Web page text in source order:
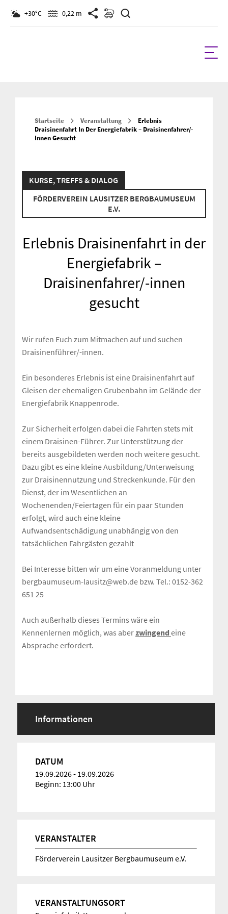
+30°C 0,22 m
Startseite Veranstaltung
Erlebnis
Draisinenfahrt In Der Energiefabrik – Draisinenfahrer/-
Innen Gesucht
KURSE, TREFFS & DIALOG
FÖRDERVEREIN LAUSITZER BERGBAUMUSEUM
E.V.
Erlebnis Draisinenfahrt in der
Energiefabrik –
Draisinenfahrer/-innen
gesucht
Wir rufen Euch zum Mitmachen auf und suchen
Draisinenführer/-innen.
Ein besonderes Erlebnis ist eine Draisinenfahrt auf
Gleisen der ehemaligen Grubenbahn im Gelände der
Energiefabrik Knappenrode.
Zur Sicherheit erfolgen dabei die Fahrten stets mit
einem Draisinen-Führer. Zur Unterstützung der
bereits ausgebildeten werden noch weitere gesucht.
Dazu gibt es eine kleine Ausbildung/Unterweisung
zur Draisinennutzung und Streckenkunde. Für den
Dienst, der im Wesentlichen an
Wochenenden/Feiertagen für ein paar Stunden
erfolgt, wird auch eine kleine
Aufwandsentschädigung unabhängig von den
tatsächlichen Fahrgästen gezahlt
Bei Interesse bitten wir um eine Voranmeldung unter
bergbaumuseum-lausitz@web.de bzw. Tel.: 0152-362
651 25
Auch außerhalb dieses Termins wäre ein
Kennenlernen möglich, was aberzwingend eine
Absprache erfordert.
Informationen
DATUM
19.09.2026- 19.09.2026
Beginn: 13:00 Uhr
VERANSTALTER
Förderverein Lausitzer Bergbaumuseum e.V.
VERANSTALTUNGSORT